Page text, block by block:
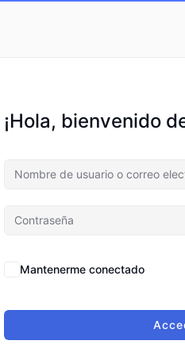
¡Hola, bienvenido
Mantenerme conectado